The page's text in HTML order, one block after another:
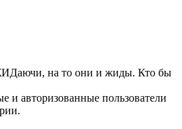
на то они и жиды. Кто бы
и авторизованные пользователи